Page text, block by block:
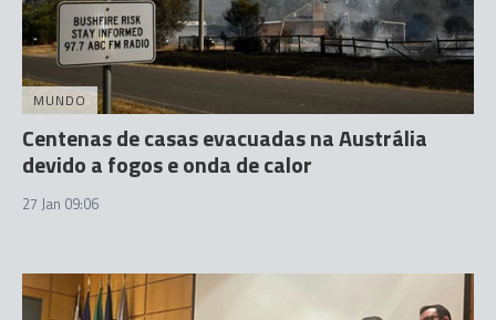
MUNDO
Centenas de casas evacuadas na Austrália
devido a fogos e onda de calor
27 Jan 09:06